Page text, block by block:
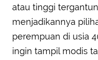
atau tinggi
menjadikannya
perempuan di usia
ingin tampil modis